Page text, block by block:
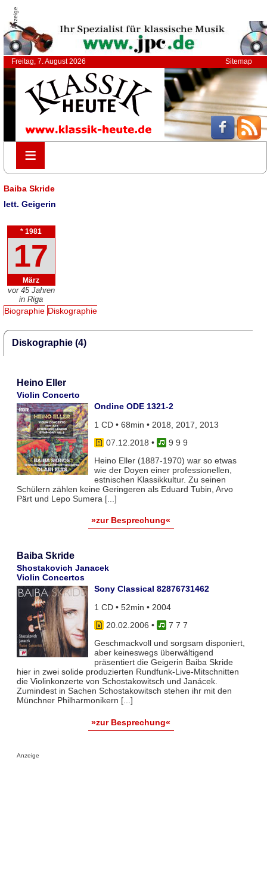
Anzeige
Freitag, 7. August 2026 Sitemap
≡
≡
Baiba Skride
lett. Geigerin
* 1981
17
März
vor 45 Jahren
in Riga
Biographie Diskographie
Diskographie (4)
Heino Eller
Violin Concerto
Ondine ODE 1321-2
1 CD • 68min • 2018, 2017, 2013
07.12.2018 •
9 9 9
Heino Eller (1887-1970) war so etwas
wie der Doyen einer professionellen,
estnischen Klassikkultur. Zu seinen
Schülern zählen keine Geringeren als Eduard Tubin, Arvo
Pärt und Lepo Sumera [...]
»zur Besprechung«
Baiba Skride
Shostakovich Janacek
Violin Concertos
Sony Classical 82876731462
1 CD • 52min • 2004
20.02.2006 •
7 7 7
Geschmackvoll und sorgsam disponiert,
aber keineswegs überwältigend
präsentiert die Geigerin Baiba Skride
hier in zwei solide produzierten Rundfunk-Live-Mitschnitten
die Violinkonzerte von Schostakowitsch und Janácek.
Zumindest in Sachen Schostakowitsch stehen ihr mit den
Münchner Philharmonikern [...]
»zur Besprechung«
Anzeige